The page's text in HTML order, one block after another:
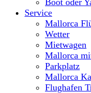
Boot oder
Service
Mallorca
Wetter
Mietwagen
Mallorca
Parkplatz
Mallorca
Flughafen